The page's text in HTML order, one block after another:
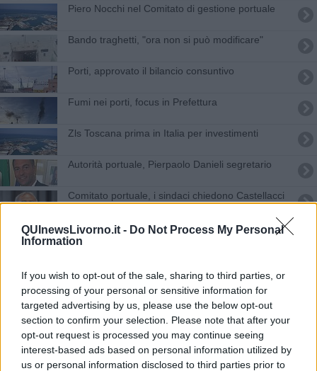
QUInewsLivorno.it - Do Not Process My Personal
Information
If you wish to opt-out of the sale, sharing to third parties, or
processing of your personal or sensitive information for
targeted advertising by us, please use the below opt-out
section to confirm your selection. Please note that after your
opt-out request is processed you may continue seeing
interest-based ads based on personal information utilized by
us or personal information disclosed to third parties prior to
Piero Nocchi nel Comitato di gestione portuale
Bando traghetti, "ora non si può modificare"
Porti, approvato il bilancio consuntivo
Fumi nei porti, focus in Prefettura
Zls Toscana prima in Italia per investimenti
Autorità portuale, Pierpaolo Danieli segretario
Comitato portuale, i sindaci chiedono Castellacci
FiPiLi, il ponte mobile torna al suo posto
Livorno trionfa ai Pa Awards 2026
Darsena Europa, "Prefetto è figura super partes"
Darsena Europa, "no a Prefetto come
Commissario"